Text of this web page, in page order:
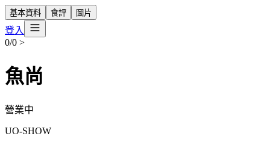
基本資料 食評 圖片
登入
0/0 >
魚尚
營業中
UO-SHOW